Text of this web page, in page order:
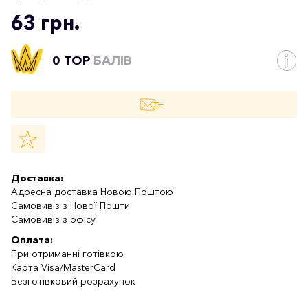
63 грн.
0 TOP БАЛІВ
Доставка:
Адресна доставка Новою Поштою
Самовивіз з Нової Пошти
Самовивіз з офісу
Оплата:
При отриманні готівкою
Карта Visa/MasterCard
Безготівковий розрахунок